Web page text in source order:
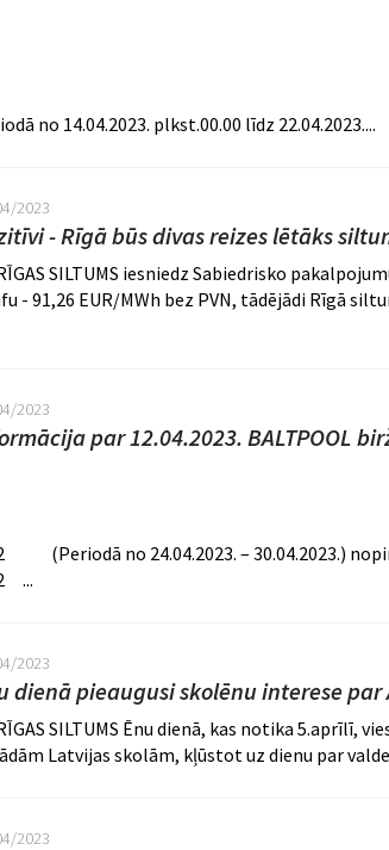
no 14.04.2023. plkst.00.00 līdz 22.04.2023....
2023
- Rīgā būs divas reizes lētāks
SILTUMS iesniedz Sabiedrisko
- 91,26 EUR/MWh bez PVN, tādējādi Rīgā
2023
par 12.04.2023. BALTPOOL
(Periodā no 24.04.2023. – 30.04.2023.)
...
2023
dienā pieaugusi skolēnu interese par
SILTUMS Ēnu dienā, kas notika 5.aprīlī,
Latvijas skolām, kļūstot uz dienu par
2023